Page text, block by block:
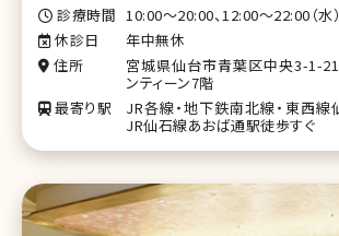
診療時間 10:00～20:00、12:00～22:00（水）
休診日
年中無休
住所
宮城県仙台市青葉区中央3-1-
ンティーン7階
最寄り駅
JR各線・地下鉄南北線・東西線
JR仙石線あおば通駅徒歩すぐ